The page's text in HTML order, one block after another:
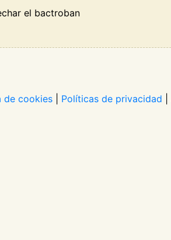
el bactroban
de cookies| Políticas de privacidad